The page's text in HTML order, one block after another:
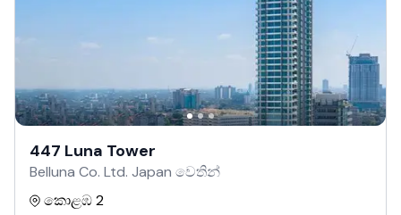
447 Luna Tower
Belluna Co. Ltd. Japan වෙතින්
කොළඹ 2